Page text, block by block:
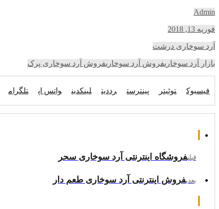
Admin
فوریه 13, 2018
آرد سوخاری درشت
بازار آرد سوخاریفروش آرد سوخاریفروش آرد سوخاری پرک
فیسبوک توئیتر پینترست رددیت لینکدین واتس اپ تلگرام
قبلیفروشگاه اینترنتی آرد سوخاری سحر
بعدیفروش اینترنتی آرد سوخاری طعم دار